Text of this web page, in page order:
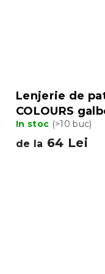
Lenjerie de
COLOURS
In stoc (>10 buc)
de la 64 Lei